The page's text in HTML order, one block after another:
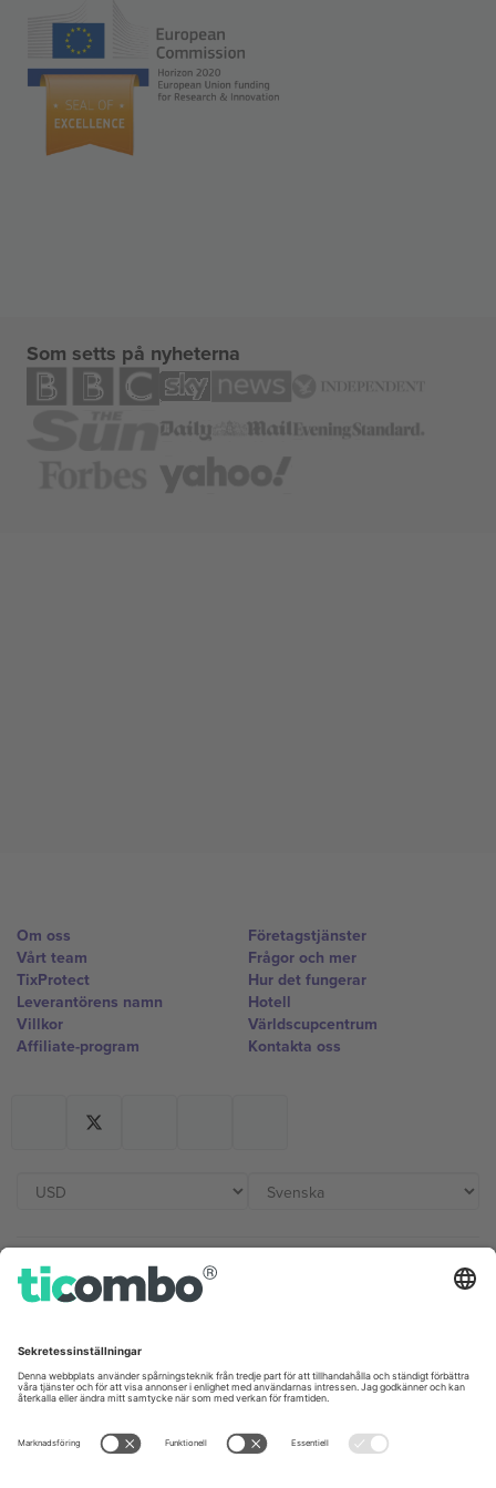
Som setts på nyheterna
Om oss
Vårt team
TixProtect
Leverantörens namn
Villkor
Affiliate-program
Företagstjänster
Frågor och mer
Hur det fungerar
Hotell
Världscupcentrum
Kontakta oss
Kontor och support
Unter den Linden 24, 10117
Berlin, Germany
London, EC1V 1AW, United
Kingdom
United States
Switzerland